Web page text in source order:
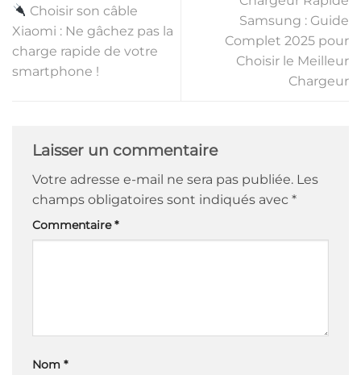
Choisir son câble
Xiaomi : Ne gâchez pas la
charge rapide de votre
smartphone !
Samsung : Guide
Complet 2025 pour
Choisir le Meilleur
Chargeur
Laisser un commentaire
Votre adresse e-mail ne sera pas publiée. Les
champs obligatoires sont indiqués avec *
Commentaire*
Nom *